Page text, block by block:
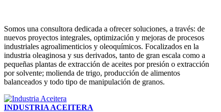
Somos una consultora dedicada a ofrecer soluciones, a través: de
nuevos proyectos integrales, optimización y mejoras de procesos
industriales agroalimenticios y oleoquímicos. Focalizados en la
industria oleaginosa y sus derivados, tanto de gran escala como a
pequeñas plantas de extracción de aceites por presión o extracción
por solvente; molienda de trigo, producción de alimentos
balanceados y todo tipo de manipulación de granos.
INDUSTRIA ACEITERA